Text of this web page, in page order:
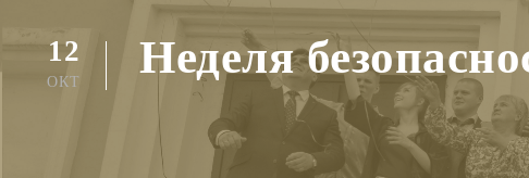
12
ОКТ Неделя